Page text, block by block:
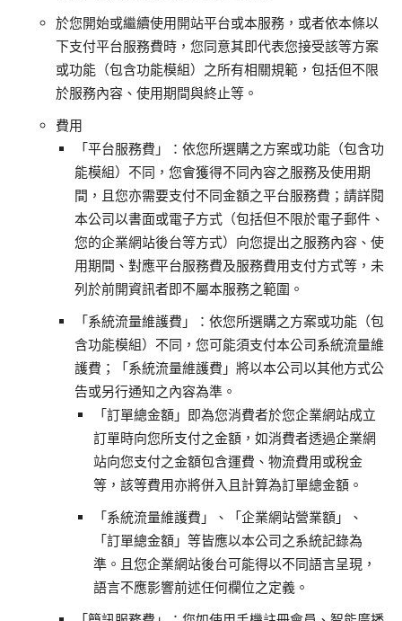
於您開始或繼續使用開站平台或本服務，或者依本條以
下支付平台服務費時，您同意其即代表您接受該等方案
或功能（包含功能模組）之所有相關規範，包括但不限
於服務內容、使用期間與終止等。
費用
「平台服務費」：依您所選購之方案或功能（包含功
能模組）不同，您會獲得不同內容之服務及使用期
間，且您亦需要支付不同金額之平台服務費；請詳閱
本公司以書面或電子方式（包括但不限於電子郵件、
您的企業網站後台等方式）向您提出之服務內容、使
用期間、對應平台服務費及服務費用支付方式等，未
列於前開資訊者即不屬本服務之範圍。
「系統流量維護費」：依您所選購之方案或功能（包
含功能模組）不同，您可能須支付本公司系統流量維
護費；「系統流量維護費」將以本公司以其他方式公
告或另行通知之內容為準。
「訂單總金額」即為您消費者於您企業網站成立
訂單時向您所支付之金額，如消費者透過企業網
站向您支付之金額包含運費、物流費用或稅金
等，該等費用亦將併入且計算為訂單總金額。
「系統流量維護費」、「企業網站營業額」、
「訂單總金額」等皆應以本公司之系統記錄為
準。且您企業網站後台可能得以不同語言呈現，
語言不應影響前述任何欄位之定義。